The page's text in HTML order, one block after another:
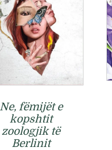
Ne, fëmijët e
kopshtit
zoologjik të
Berlinit